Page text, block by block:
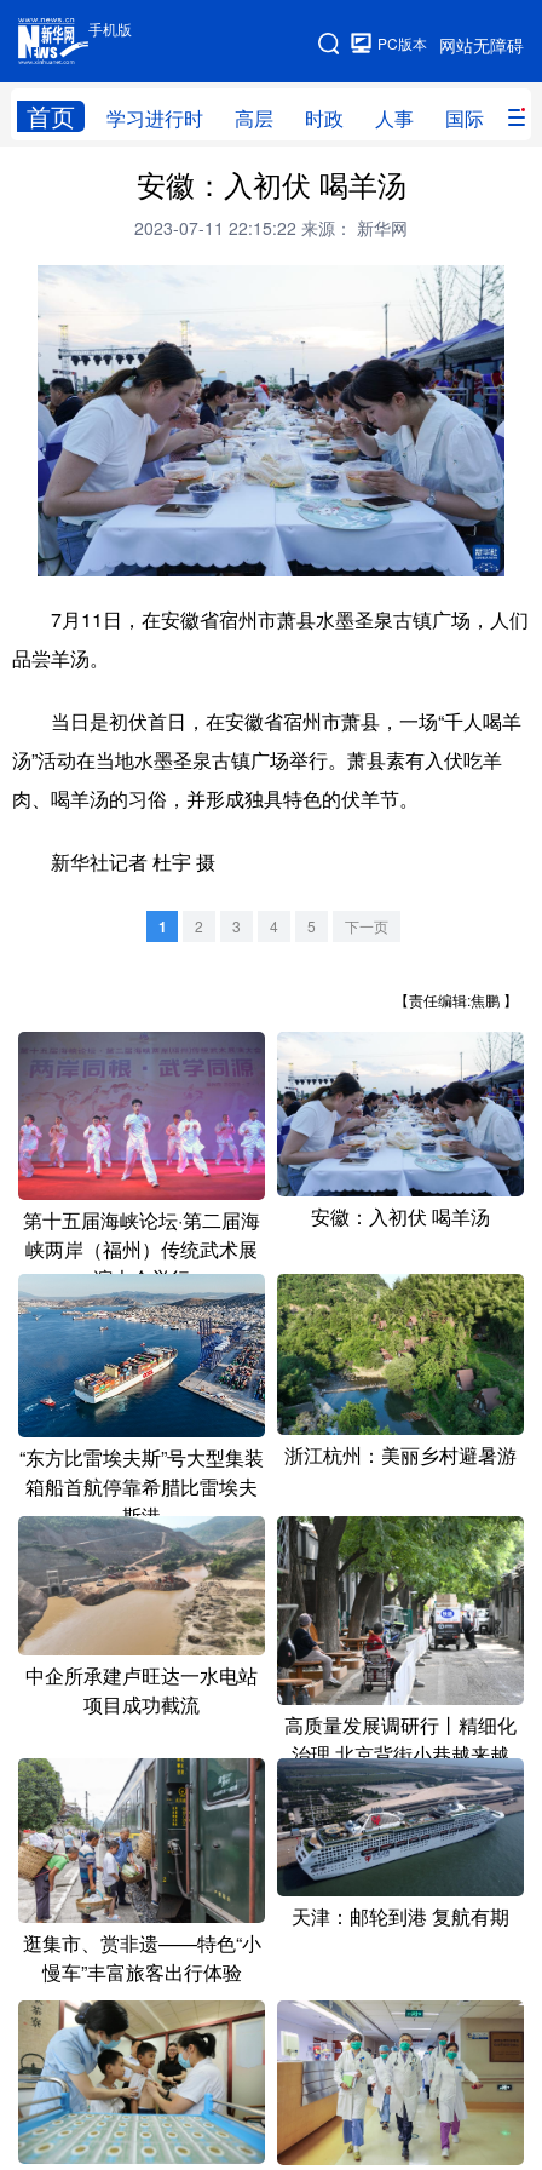
手机版
网站无障碍
PC版本
首页 学习进行时 高层 时政 人事 国际 财
手机版
网站地图
高层 时政
财经 网评
台湾 教育
科技 科创 体育
文化 书画 健康 军事
访谈 视频 图片 政务
法律 中央文件 金融 汽车
食品 人居 信息化 数字经济
文化产业
天津
江苏
山东 河南 湖北 湖南
广东 广西 海南 重庆
四川 贵州 云南 西藏
陕西 甘肃
新疆 内蒙古 黑龙江
多语种频道
English Español Français عربى
Русский язык
Deutsch Português
安徽：入初伏 喝羊汤
2023-07-11 22:15:22 来源： 新华网
7月11日，在安徽省宿州市萧县水墨圣泉古镇广场，人们
品尝羊汤。
当日是初伏首日，在安徽省宿州市萧县，一场“千人喝羊
汤”活动在当地水墨圣泉古镇广场举行。萧县素有入伏吃羊
肉、喝羊汤的习俗，并形成独具特色的伏羊节。
新华社记者 杜宇 摄
1 2 3 4 5 下一页
【责任编辑:焦鹏 】
第十五届海峡论坛·第二届海
峡两岸（福州）传统武术展
演大会举行
安徽：入初伏 喝羊汤
“东方比雷埃夫斯”号大型集装
箱船首航停靠希腊比雷埃夫
斯港
浙江杭州：美丽乡村避暑游
中企所承建卢旺达一水电站
项目成功截流
高质量发展调研行丨精细化
治理 北京背街小巷越来越
有“范儿”
逛集市、赏非遗——特色“小
慢车”丰富旅客出行体验
天津：邮轮到港 复航有期